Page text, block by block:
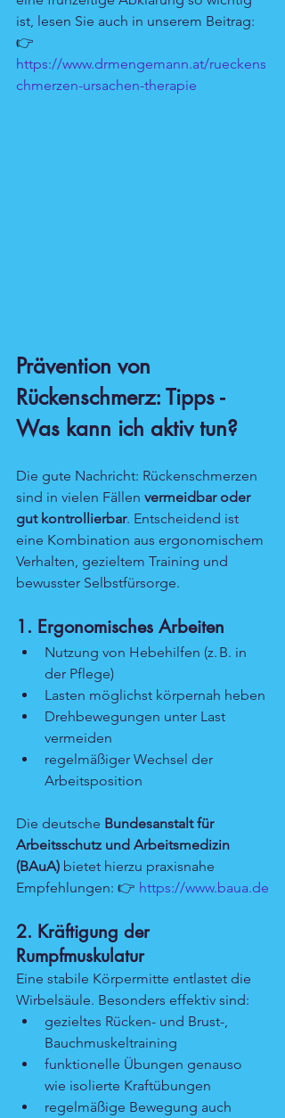
ist, lesen Sie auch in unserem Beitrag:
👉
https://www.drmengemann.at/rueckens
chmerzen-ursachen-therapie
Prävention von
Rückenschmerz: Tipps -
Was kann ich aktiv tun?
Die gute Nachricht: Rückenschmerzen
sind in vielen Fällen vermeidbar oder
gut kontrollierbar. Entscheidend ist
eine Kombination aus ergonomischem
Verhalten, gezieltem Training und
bewusster Selbstfürsorge.
1. Ergonomisches Arbeiten
Nutzung von Hebehilfen (z. B. in
der Pflege)
Lasten möglichst körpernah heben
Drehbewegungen unter Last
vermeiden
regelmäßiger Wechsel der
Arbeitsposition
Die deutsche Bundesanstalt für
Arbeitsschutz und Arbeitsmedizin
(BAuA) bietet hierzu praxisnahe
Empfehlungen: 👉 https://www.baua.de
2. Kräftigung der
Rumpfmuskulatur
Eine stabile Körpermitte entlastet die
Wirbelsäule. Besonders effektiv sind:
gezieltes Rücken- und Brust-,
Bauchmuskeltraining
funktionelle Übungen genauso
wie isolierte Kraftübungen
regelmäßige Bewegung auch